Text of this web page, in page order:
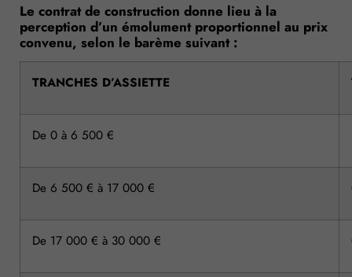
Le contrat de construction donne lieu à la
perception d’un émolument proportionnel au prix
convenu, selon le barème suivant :
TRANCHES D’ASSIETTE
De 0 à 6 500 €
De 6 500 € à 17 000 €
De 17 000 € à 30 000 €